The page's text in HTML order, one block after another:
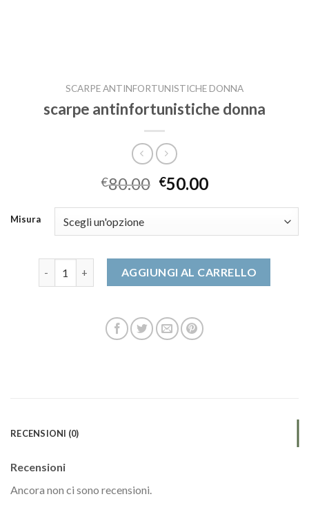
SCARPE ANTINFORTUNISTICHE DONNA
scarpe antinfortunistiche donna
€80.00 €50.00
Misura
scarpe antinfortunistiche donna quantità
AGGIUNGI AL CARRELLO
RECENSIONI (0)
Recensioni
Ancora non ci sono recensioni.